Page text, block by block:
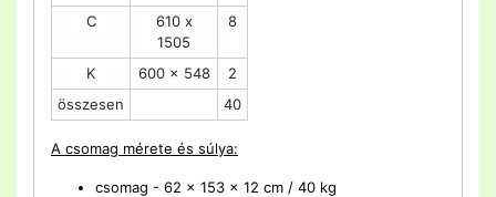
C
610 x
1505
8
K 600 x 548
2
összesen
40
A csomag mérete és súlya:
csomag - 62 x 153 x 12 cm / 40 kg